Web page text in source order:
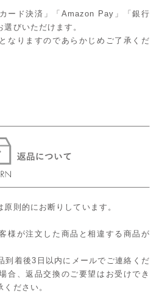
ード決済」「Amazon Pay」「銀行
びいただけます。
なりますのであらかじめご了承くだ
則的にお断りしています。
様が注文した商品と相違する商品が
到着後3日以内にメールでご連絡くだ
合、返品交換のご要望はお受けでき
ださい。